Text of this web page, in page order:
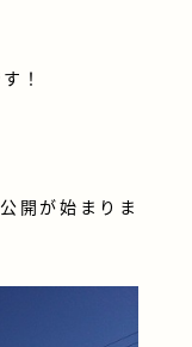
！
開が始まりま